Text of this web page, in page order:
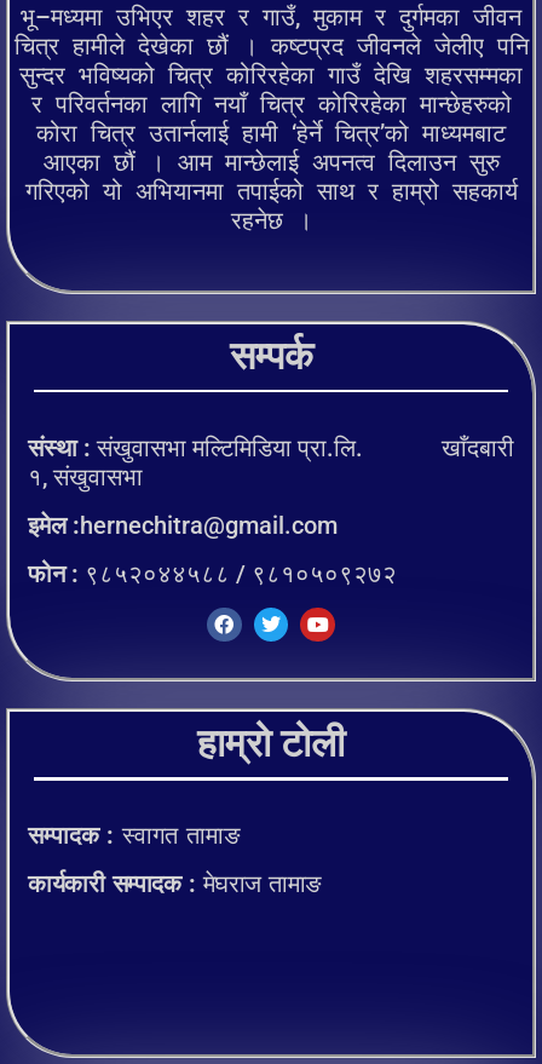
भू–मध्यमा उभिएर शहर र गाउँ, मुकाम र दुर्गमका जीवन
चित्र हामीले देखेका छौं । कष्टप्रद जीवनले जेलीए पनि
सुन्दर भविष्यको चित्र कोरिरहेका गाउँ देखि शहरसम्मका
र परिवर्तनका लागि नयाँ चित्र कोरिरहेका मान्छेहरुको
कोरा चित्र उतार्नलाई हामी ‘हेर्ने चित्र’को माध्यमबाट
आएका छौं । आम मान्छेलाई अपनत्व दिलाउन सुरु
गरिएको यो अभियानमा तपाईको साथ र हाम्रो सहकार्य
रहनेछ ।
सम्पर्क
संस्था : संखुवासभा मल्टिमिडिया प्रा.लि. खाँदबारी
१, संखुवासभा
इमेल :hernechitra@gmail.com
फोन : ९८५२०४४५८८ / ९८१०५०९२७२
हाम्रो टोली
सम्पादक :स्वागत तामाङ
कार्यकारी सम्पादक :मेघराज तामाङ